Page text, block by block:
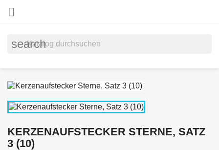

search
KERZENAUFSTECKER STERNE, SATZ
3 (10)